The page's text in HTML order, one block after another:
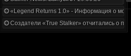
«Legend Returns 1.0» - Информация о
Создатели «True Stalker» отчитались о